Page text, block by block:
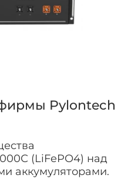
Pylontech
(LiFePO4) над
аккумуляторами.